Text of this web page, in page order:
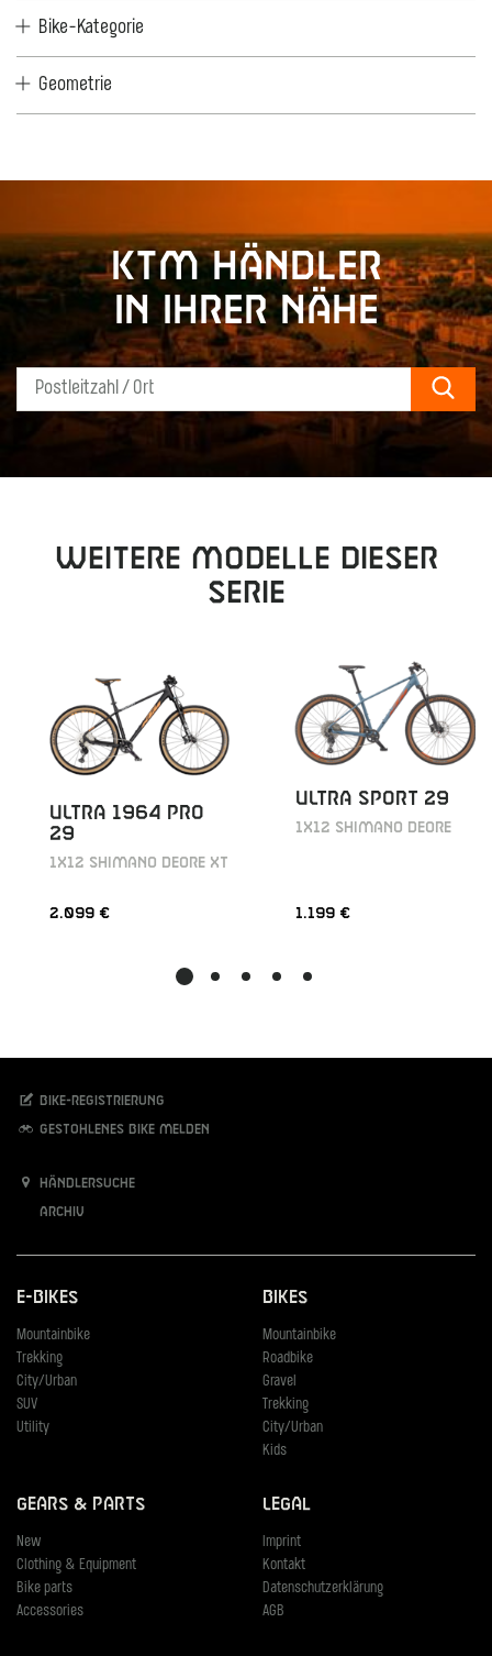
Bike-Kategorie
Geometrie
KTM Händler
in Ihrer Nähe
Weitere Modelle dieser
Serie
ULTRA 1964 PRO
29
1X12 SHIMANO DEORE XT
2.099 €
ULTRA SPORT 29
1X12 SHIMANO DEORE
1.199 €
Bike-Registrierung
Gestohlenes Bike melden
Händlersuche
Archiv
E-Bikes
Mountainbike
Trekking
City/Urban
SUV
Utility
Bikes
Mountainbike
Roadbike
Gravel
Trekking
City/Urban
Kids
Gears & Parts
New
Clothing & Equipment
Bike parts
Accessories
Legal
Imprint
Kontakt
Datenschutzerklärung
AGB